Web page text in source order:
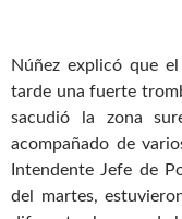
Núñez explicó que
tarde una fuerte
sacudió la zona
acompañado de
Intendente Jefe de
del martes,